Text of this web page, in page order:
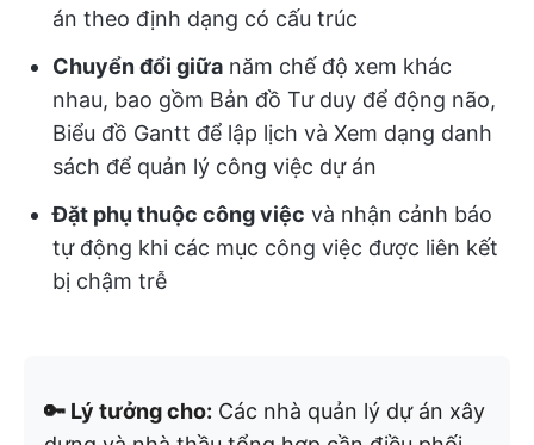
án theo định dạng có cấu trúc
Chuyển đổi giữa năm chế độ xem khác
nhau, bao gồm Bản đồ Tư duy để động não,
Biểu đồ Gantt để lập lịch và Xem dạng danh
sách để quản lý công việc dự án
Đặt phụ thuộc công việc và nhận cảnh báo
tự động khi các mục công việc được liên kết
bị chậm trễ
🔑 Lý tưởng cho: Các nhà quản lý dự án xây